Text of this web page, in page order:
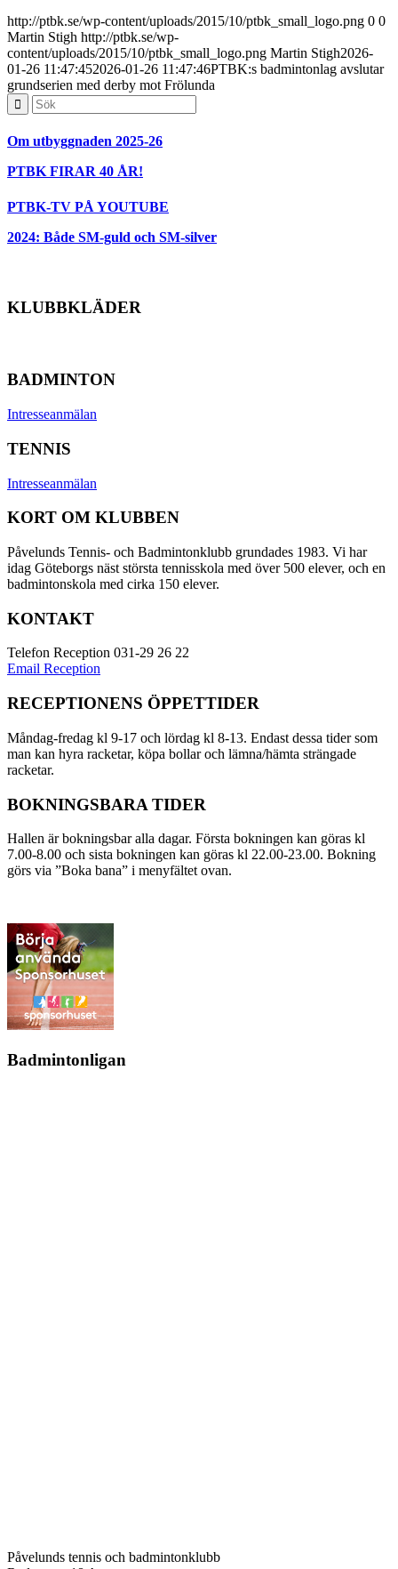
http://ptbk.se/wp-content/uploads/2015/10/ptbk_small_logo.png 0 0
Martin Stigh http://ptbk.se/wp-
content/uploads/2015/10/ptbk_small_logo.png Martin Stigh2026-
01-26 11:47:452026-01-26 11:47:46PTBK:s badmintonlag avslutar
grundserien med derby mot Frölunda
Om utbyggnaden 2025-26
PTBK FIRAR 40 ÅR!
PTBK-TV PÅ YOUTUBE
2024: Både SM-guld och SM-silver
KLUBBKLÄDER
BADMINTON
Intresseanmälan
TENNIS
Intresseanmälan
KORT OM KLUBBEN
Påvelunds Tennis- och Badmintonklubb grundades 1983. Vi har
idag Göteborgs näst största tennisskola med över 500 elever, och en
badmintonskola med cirka 150 elever.
KONTAKT
Telefon Reception 031-29 26 22
Email Reception
RECEPTIONENS ÖPPETTIDER
Måndag-fredag kl 9-17 och lördag kl 8-13. Endast dessa tider som
man kan hyra racketar, köpa bollar och lämna/hämta strängade
racketar.
BOKNINGSBARA TIDER
Hallen är bokningsbar alla dagar. Första bokningen kan göras kl
7.00-8.00 och sista bokningen kan göras kl 22.00-23.00. Bokning
görs via ”Boka bana” i menyfältet ovan.
Badmintonligan
Påvelunds tennis och badmintonklubb